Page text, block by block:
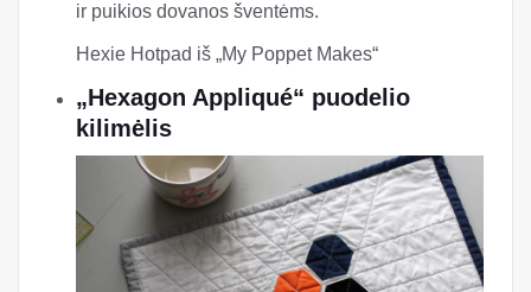
ir puikios dovanos šventėms.
Hexie Hotpad iš „My Poppet Makes“
„Hexagon Appliqué“ puodelio
kilimėlis